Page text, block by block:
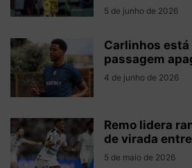
5 de junho de 2026
Carlinhos está
passagem
4 de junho de 2026
Remo lidera
de virada
5 de maio de 2026